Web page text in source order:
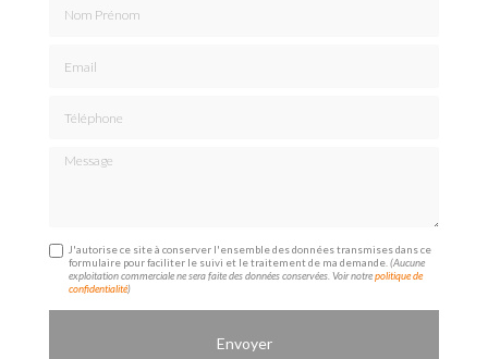
Message
J'autorise ce site à conserver l'ensemble des données transmises dans ce
formulaire pour faciliter le suivi et le traitement de ma demande.(Aucune
exploitation commerciale ne sera faite des données conservées. Voir notrepolitique de
confidentialité)